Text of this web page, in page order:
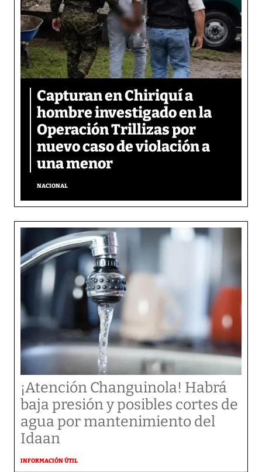
Capturan en Chiriquí a
hombre investigado en la
Operación Trillizas por
nuevo caso de violación a
una menor
NACIONAL
¡Atención Changuinola! Habrá
baja presión y posibles cortes de
agua por mantenimiento del
Idaan
INFORMACIÓN ÚTIL